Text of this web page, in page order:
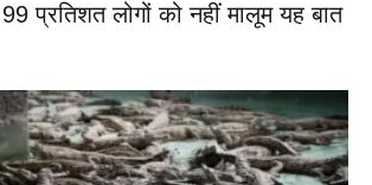
प्रतिशत लोगों को नहीं मालूम यह बात